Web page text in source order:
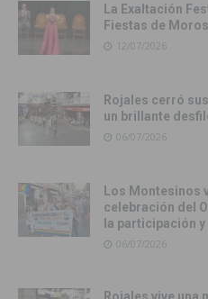
La Exaltación
Fiestas de
12/07/2026
Rojales cerró
un brillante
06/07/2026
Los Montesinos
celebración del
la participación
06/07/2026
Rojales vive una